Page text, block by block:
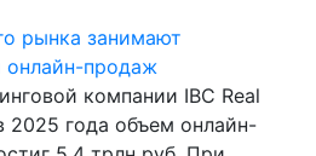
рынка занимают
онлайн-продаж
компании IBC Real
2025 года объем онлайн-